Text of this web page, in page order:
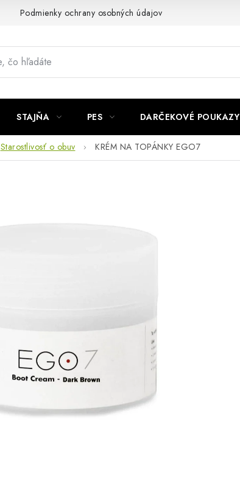
Podmienky ochrany osobných údajov
STAJŇA PES DARČEKOVÉ POUKAZY
Starostlivosť o obuv KRÉM NA TOPÁNKY EGO7